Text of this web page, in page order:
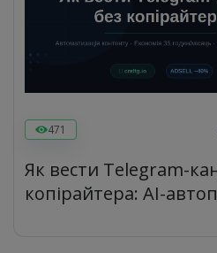
471
Як вести Telegram-
копірайтера: AI-